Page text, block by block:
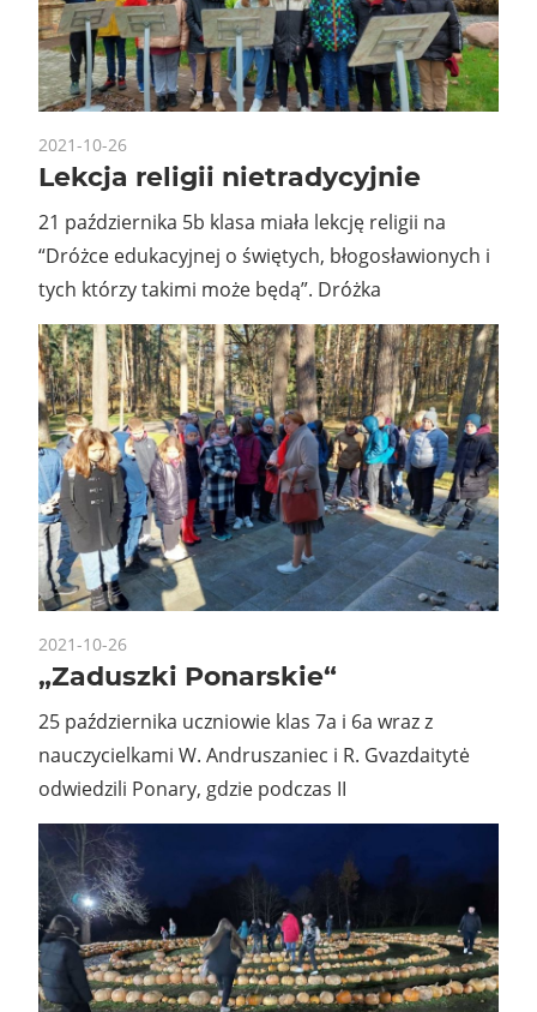
2021-10-26
Lekcja religii nietradycyjnie
21 października 5b klasa miała lekcję religii na
“Dróżce edukacyjnej o świętych, błogosławionych i
tych którzy takimi może będą”. Dróżka
2021-10-26
„Zaduszki Ponarskie“
25 października uczniowie klas 7a i 6a wraz z
nauczycielkami W. Andruszaniec i R. Gvazdaitytė
odwiedzili Ponary, gdzie podczas II